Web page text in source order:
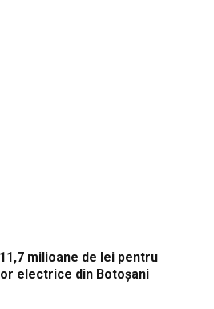
milioane de lei pentru
electrice din Botoșani